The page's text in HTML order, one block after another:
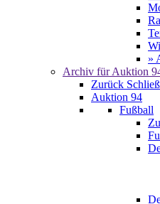
»
Archiv für Auktion
Zurück
Auktion 94
Fußball